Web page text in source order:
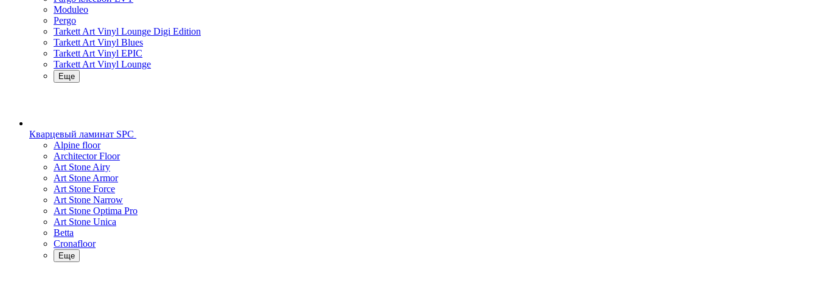
Moduleo
Pergo
Tarkett Art Vinyl Lounge Digi Edition
Tarkett Art Vinyl Blues
Tarkett Art Vinyl EPIC
Tarkett Art Vinyl Lounge
Еще
Кварцевый ламинат SPC
Alpine floor
Architector Floor
Art Stone Airy
Art Stone Armor
Art Stone Force
Art Stone Narrow
Art Stone Optima Pro
Art Stone Unica
Betta
Cronafloor
Еще